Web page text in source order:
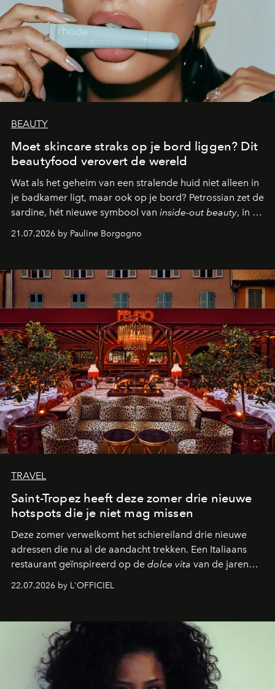
BEAUTY
Moet skincare straks op je bord liggen? Dit
beautyfood verovert de wereld
Wat als het geheim van een stralende huid niet alleen in
je badkamer ligt, maar ook op je bord? Petrossian zet de
sardine, hét nieuwe symbool van inside-out beauty, in de
21.07.2026 by Pauline Borgogno
TRAVEL
Saint-Tropez heeft deze zomer drie nieuwe
hotspots die je niet mag missen
Deze zomer verwelkomt het schiereiland drie nieuwe
adressen die nu al de aandacht trekken. Een Italiaans
restaurant geïnspireerd op de dolce vita van de jaren
verandert in een bruisende ontmoetingsplek en de
neerstrijkt in Saint-Tropez. Dit zijn de nieuwe adressen
die deze zomer de toon zetten, van lange lunches tot
zwoele nachten.
22.07.2026 by L'OFFICIEL